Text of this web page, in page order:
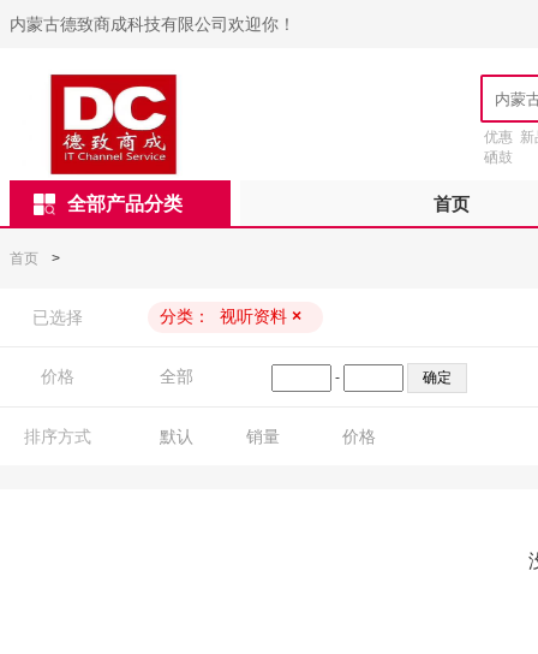
内蒙古德致商成科技有限公司欢迎你！
优惠 新
硒鼓
全部产品分类 首页
首页 >
已选择 分类： 视听资料 ×
价格 全部 -
排序方式 默认 销量 价格